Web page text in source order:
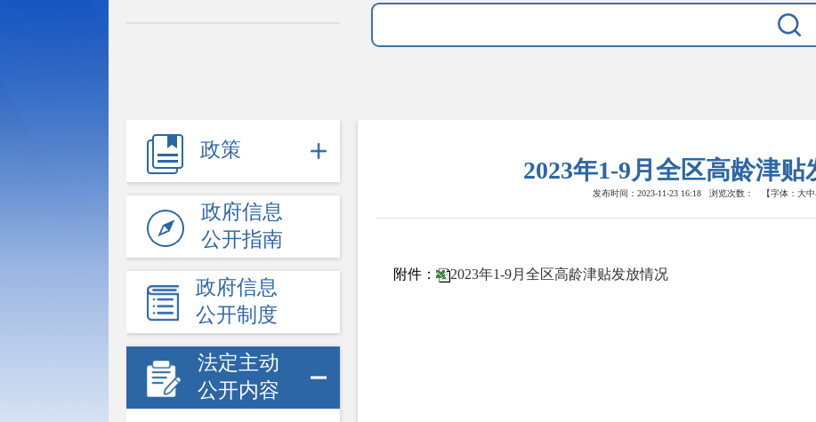
政策
政府信息
公开指南
政府信息
公开制度
法定主动
公开内容
2023年1-9月全区高龄津贴
发布时间：2023-11-23 16:18浏览次数： 【字体： 大中
附件： 2023年1-9月全区高龄津贴发放情况